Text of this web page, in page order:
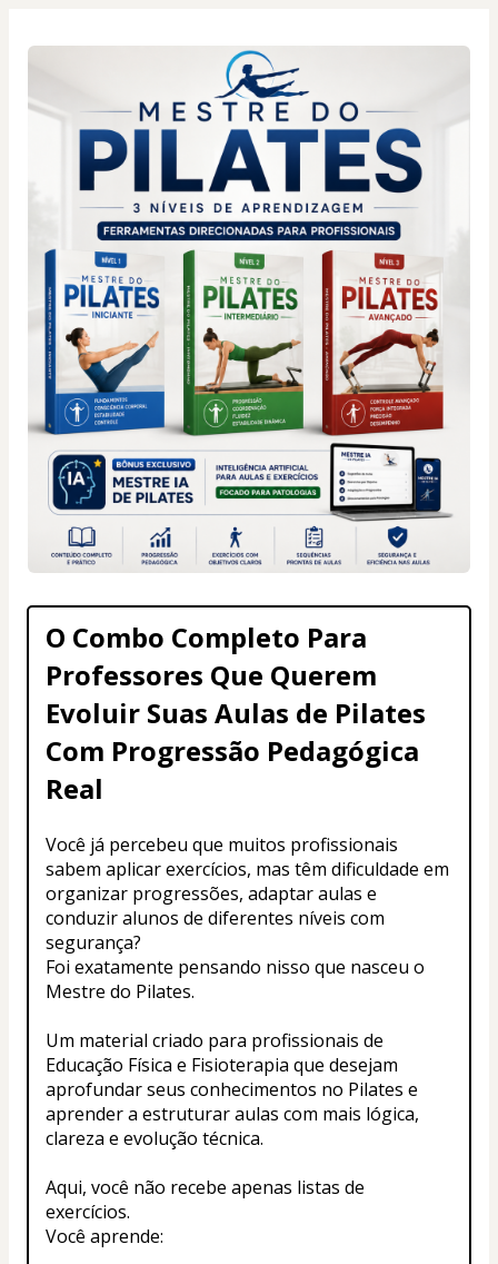
O Combo Completo Para
Professores Que Querem
Evoluir Suas Aulas de Pilates
Com Progressão Pedagógica
Real
Você já percebeu que muitos profissionais
sabem aplicar exercícios, mas têm dificuldade em
organizar progressões, adaptar aulas e
conduzir alunos de diferentes níveis com
segurança?
Foi exatamente pensando nisso que nasceu o
Mestre do Pilates.
Um material criado para profissionais de
Educação Física e Fisioterapia que desejam
aprofundar seus conhecimentos no Pilates e
aprender a estruturar aulas com mais lógica,
clareza e evolução técnica.
Aqui, você não recebe apenas listas de
exercícios.
Você aprende: